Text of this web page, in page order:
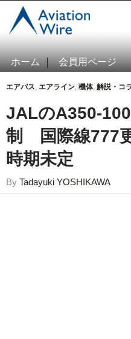
ホーム 会員用ページ
エアバス, エアライン, 機体, 解説・コ
JALのA350-
制 国際線777
時期未定
By Tadayuki YOSHIKAWA